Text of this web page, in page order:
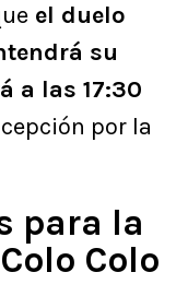
el duelo
su
a las 17:30
por la
para la
Colo